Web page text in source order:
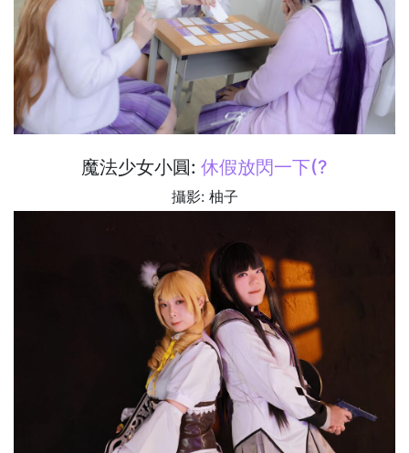
魔法少女小圓: 休假放閃一下(?
攝影: 柚子